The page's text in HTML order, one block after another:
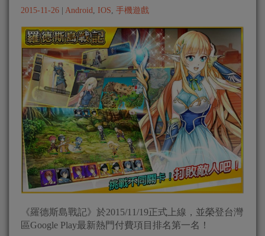
2015-11-26 | Android IOS 手機遊戲
《羅德斯島戰記》於2015/11/19正式上線，並榮登台灣
區Google Play最新熱門付費項目排名第一名！